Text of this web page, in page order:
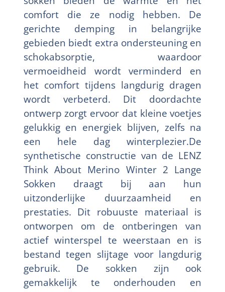
comfort die ze nodig hebben. De
gerichte demping in belangrijke
gebieden biedt extra ondersteuning en
schokabsorptie, waardoor
vermoeidheid wordt verminderd en
het comfort tijdens langdurig dragen
wordt verbeterd. Dit doordachte
ontwerp zorgt ervoor dat kleine voetjes
gelukkig en energiek blijven, zelfs na
een hele dag winterplezier.De
synthetische constructie van de LENZ
Think About Merino Winter 2 Lange
Sokken draagt bij aan hun
uitzonderlijke duurzaamheid en
prestaties. Dit robuuste materiaal is
ontworpen om de ontberingen van
actief winterspel te weerstaan en is
bestand tegen slijtage voor langdurig
gebruik. De sokken zijn ook
gemakkelijk te onderhouden en